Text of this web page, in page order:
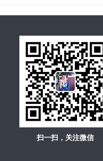
扫一扫，关注微信